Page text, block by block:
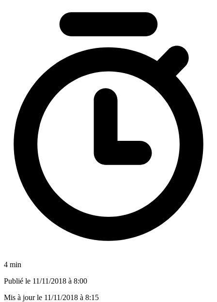
4 min
Publié le 11/11/2018 à 8:00
Mis à jour le 11/11/2018 à 8:15